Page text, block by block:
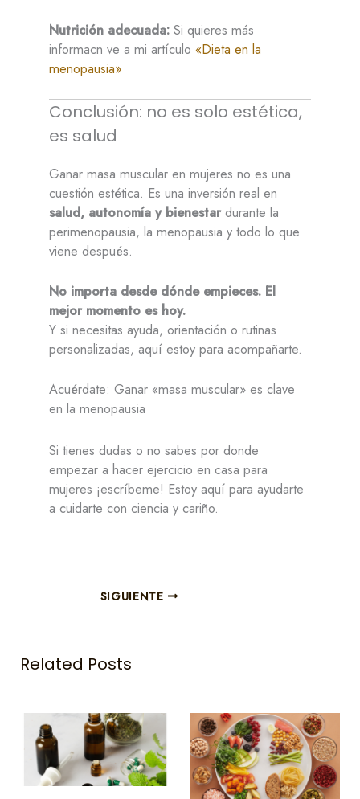
Nutrición adecuada: Si quieres más
informacn ve a mi artículo «Dieta en la
menopausia»
Conclusión: no es solo estética,
es salud
Ganar masa muscular en mujeres no es una
cuestión estética. Es una inversión real en
salud, autonomía y bienestardurante la
perimenopausia, la menopausia y todo lo que
viene después.
No importa desde dónde empieces. El
mejor momento es hoy.
Y si necesitas ayuda, orientación o rutinas
personalizadas, aquí estoy para acompañarte.
Acuérdate: Ganar «masa muscular» es clave
en la menopausia
Si tienes dudas o no sabes por donde
empezar a hacer ejercicio en casa para
mujeres ¡escríbeme! Estoy aquí para ayudarte
a cuidarte con ciencia y cariño.
SIGUIENTE
Related Posts